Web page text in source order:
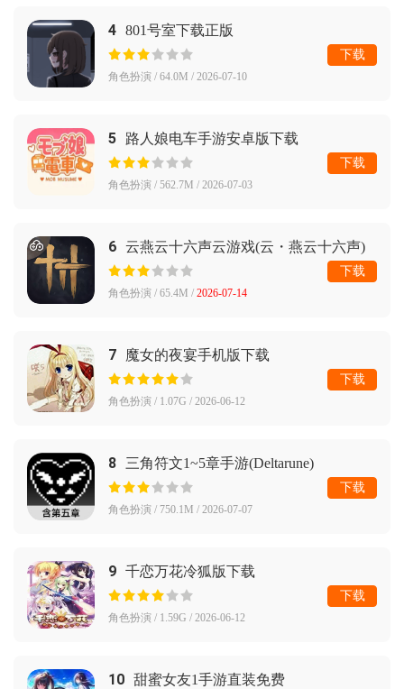
4 801号室下载正版
角色扮演 / 64.0M / 2026-07-10
下载
5 路人娘电车手游安卓版下载
角色扮演 / 562.7M / 2026-07-03
下载
6 云燕云十六声云游戏(云・燕云十六声)
角色扮演 / 65.4M / 2026-07-14
下载
7 魔女的夜宴手机版下载
角色扮演 / 1.07G / 2026-06-12
下载
8 三角符文1~5章手游(Deltarune)
角色扮演 / 750.1M / 2026-07-07
下载
9 千恋万花冷狐版下载
角色扮演 / 1.59G / 2026-06-12
下载
10 甜蜜女友1手游直装免费